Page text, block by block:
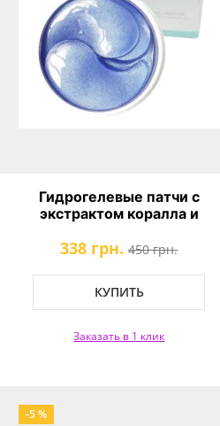
Гидрогелевые патчи с
экстрактом коралла и
BeauuGreen Hydro gel Coral &
338 грн. 450 грн.
КУПИТЬ
Заказать в 1 клик
-5 %